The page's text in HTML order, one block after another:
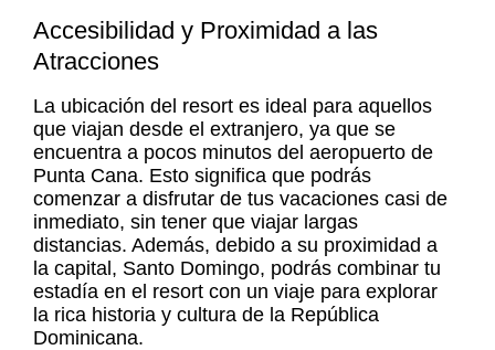
Accesibilidad y Proximidad a las
Atracciones
La ubicación del resort es ideal para aquellos
que viajan desde el extranjero, ya que se
encuentra a pocos minutos del aeropuerto de
Punta Cana. Esto significa que podrás
comenzar a disfrutar de tus vacaciones casi de
inmediato, sin tener que viajar largas
distancias. Además, debido a su proximidad a
la capital, Santo Domingo, podrás combinar tu
estadía en el resort con un viaje para explorar
la rica historia y cultura de la República
Dominicana.